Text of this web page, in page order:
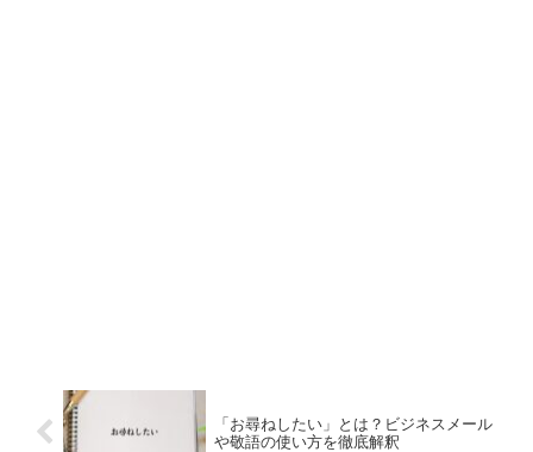
「お尋ねしたい」とは？ビジネスメール
や敬語の使い方を徹底解釈